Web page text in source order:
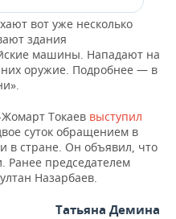
вот уже несколько
здания
машины. Нападают на
оружие. Подробнее — в
Токаев выступил
суток обращением в
в стране. Он объявил, что
Ранее председателем
Назарбаев.
Татьяна Демина